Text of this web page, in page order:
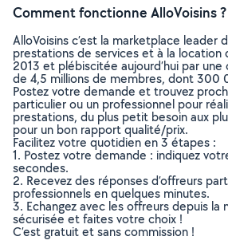
Comment fonctionne AlloVoisins ?
AlloVoisins c’est la marketplace leader
prestations de services et à la
2013 et plébiscitée aujourd’hui par
de 4,5 millions de membres, dont 300
Postez votre demande et trouvez
particulier ou un professionnel pour
prestations, du plus petit besoin aux
pour un bon rapport qualité/prix.
Facilitez votre quotidien en 3 étapes :
1. Postez votre demande : indiquez
secondes.
2. Recevez des réponses d’offreurs
professionnels en quelques minutes.
3. Echangez avec les offreurs depuis la
sécurisée et faites votre choix !
C’est gratuit et sans commission !